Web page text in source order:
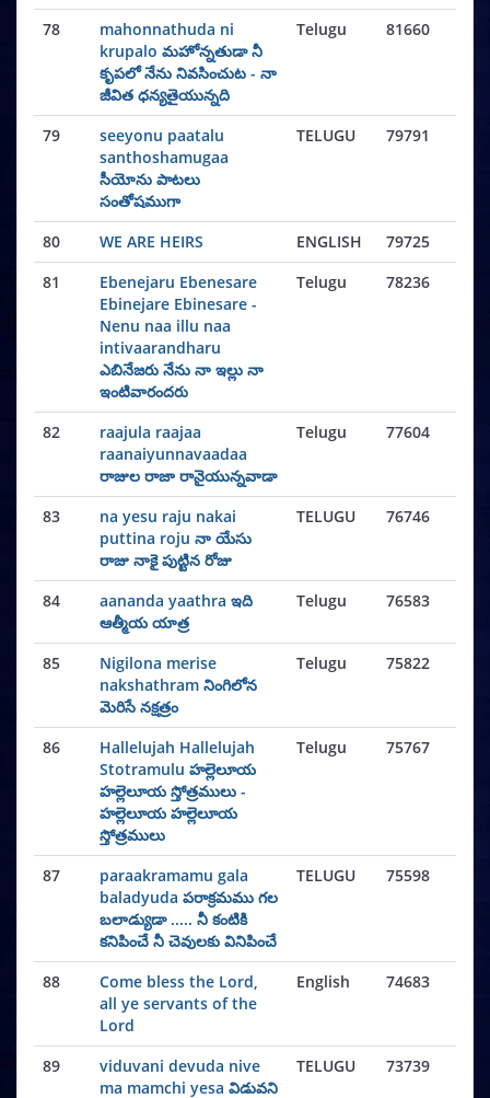
78
mahonnathuda ni
krupalo మహోన్నతుడా నీ
కృపలో నేను నివసించుట - నా
జీవిత ధన్యతైయున్నది
Telugu 81660
79
seeyonu paatalu
santhoshamugaa
సీయోను పాటలు
సంతోషముగా
TELUGU 79791
80 WE ARE HEIRS ENGLISH
79725
81
Ebenejaru Ebenesare
Ebinejare Ebinesare -
Nenu naa illu naa
intivaarandharu
ఎబినేజరు నేను నా ఇల్లు నా
ఇంటివారందరు
Telugu 78236
82
raajula raajaa
raanaiyunnavaadaa
రాజుల రాజా రానైయున్నవాడా
Telugu 77604
83
na yesu raju nakai
puttina roju నా యేసు
రాజు నాకై పుట్టిన రోజు
TELUGU 76746
84
aananda yaathra ఇది
ఆత్మీయ యాత్ర
Telugu 76583
85
Nigilona merise
nakshathram నింగిలోన
మెరిసే నక్షత్రం
Telugu 75822
86
Hallelujah Hallelujah
Stotramulu హల్లెలూయ
హల్లెలూయ స్తోత్రములు -
హల్లెలూయ హల్లెలూయ
స్తోత్రములు
Telugu 75767
87
paraakramamu gala
baladyuda పరాక్రమము గల
బలాడ్యుడా ..... నీ కంటికి
కనిపించే నీ చెవులకు వినిపించే
TELUGU 75598
88
Come bless the Lord,
all ye servants of the
Lord
English 74683
89
viduvani devuda nive
ma mamchi yesa విడువని
TELUGU 73739